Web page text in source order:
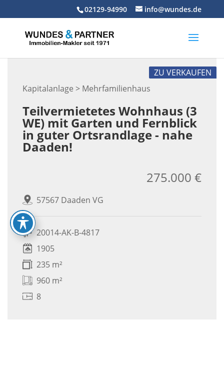
02129-94990 info@wundes.de
Kapitalanlage > Mehrfamilienhaus
ZU VERKAUFEN
Teilvermietetes Wohnhaus (3
WE) mit Garten und Fernblick
in guter Ortsrandlage - nahe
Daaden!
57567 Daaden VG
275.000 €
20014-AK-B-4817
1905
235 m²
960 m²
8